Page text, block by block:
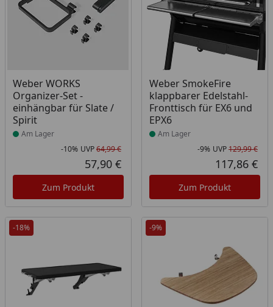
Weber WORKS
Organizer-Set -
einhängbar für Slate /
Spirit
Produkt am Lager
Am Lager
Rabatt in Prozent
-10%
Ursprünglicher Preis
UVP64,99 €
Aktueller Preis
57,90 €
Zum Produkt
Weber SmokeFire
klappbarer Edelstahl-
Fronttisch für EX6 und
EPX6
Produkt am Lager
Am Lager
-9% UVP129,99 €
117,86 €
Zum Produkt
-18% -9%